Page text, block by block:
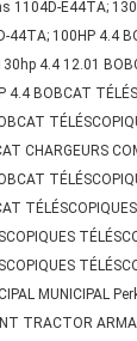
1104D-E44TA;
44TA; 100HP 4.4
4.4 12.01
4.4 BOBCAT
CHARGEURS
MUNICIPAL
TRACTOR